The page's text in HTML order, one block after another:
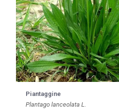
Piantaggine
Plantago lanceolata L.